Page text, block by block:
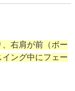
右肩が前（ボー
ング中にフェー